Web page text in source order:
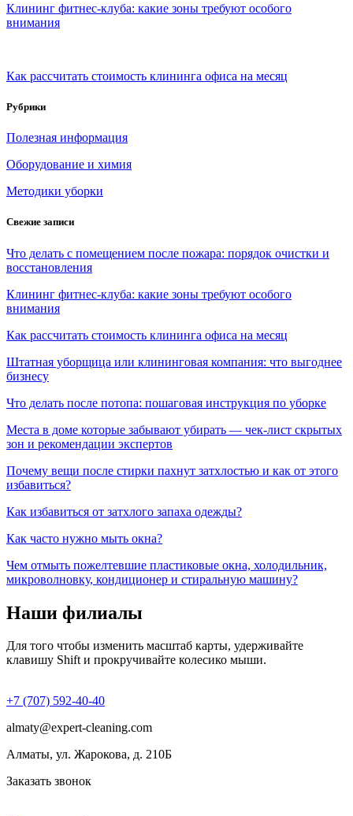
Клининг фитнес-клуба: какие зоны требуют особого
внимания
Как рассчитать стоимость клининга офиса на месяц
Рубрики
Полезная информация
Оборудование и химия
Методики уборки
Свежие записи
Что делать с помещением после пожара: порядок очистки и
восстановления
Клининг фитнес-клуба: какие зоны требуют особого
внимания
Как рассчитать стоимость клининга офиса на месяц
Штатная уборщица или клининговая компания: что выгоднее
бизнесу
Что делать после потопа: пошаговая инструкция по уборке
Места в доме которые забывают убирать — чек-лист скрытых
зон и рекомендации экспертов
Почему вещи после стирки пахнут затхлостью и как от этого
избавиться?
Как избавиться от затхлого запаха одежды?
Как часто нужно мыть окна?
Чем отмыть пожелтевшие пластиковые окна, холодильник,
микроволновку, кондиционер и стиральную машину?
Наши филиалы
Для того чтобы изменить масштаб карты, удерживайте
клавишу Shift и прокручивайте колесико мыши.
+7 (707) 592-40-40
almaty@expert-cleaning.com
Алматы, ул. Жарокова, д. 210Б
Заказать звонок